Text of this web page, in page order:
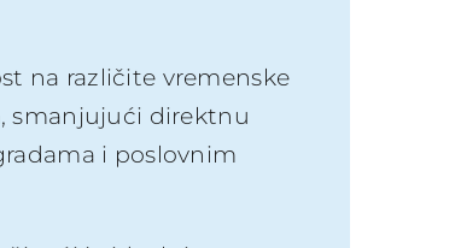
na različite vremenske
smanjujući direktnu
i poslovnim